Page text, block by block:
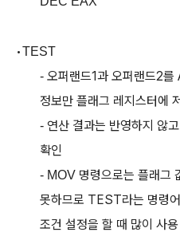
•TEST
- 오퍼랜드1과 오퍼랜드2를
정보만 플래그 레지스터에
- 연산 결과는 반영하지 않
확인
- MOV 명령으로는 플래그
못하므로 TEST라는 명령
조건 설정을 할 때 많이 사용